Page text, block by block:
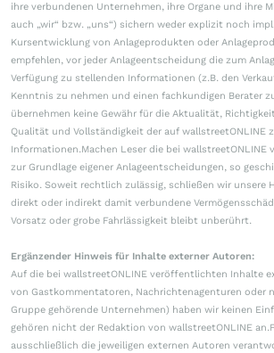
ihre verbundenen Unternehmen, ihre Organe und ihre
auch „wir“ bzw. „uns“) sichern weder explizit noch
Kursentwicklung von Anlageprodukten oder
empfehlen, vor jeder Anlageentscheidung die zum
Verfügung zu stellenden Informationen (z.B. den
Kenntnis zu nehmen und einen fachkundigen Berater
übernehmen keine Gewähr für die Aktualität,
Qualität und Vollständigkeit der auf wallstreetONLINE
Informationen.Machen Leser die bei
zur Grundlage eigener Anlageentscheidungen, so
Risiko. Soweit rechtlich zulässig, schließen wir unsere
direkt oder indirekt damit verbundene
Vorsatz oder grobe Fahrlässigkeit bleibt unberührt.
Ergänzender Hinweis für Inhalte externer Autoren:
Auf die bei wallstreetONLINE veröffentlichten Inhalte
von Gastkommentatoren, Nachrichtenagenturen oder
Gruppe gehörende Unternehmen) haben wir keinen
gehören nicht der Redaktion von wallstreetONLINE
ausschließlich die jeweiligen externen Autoren